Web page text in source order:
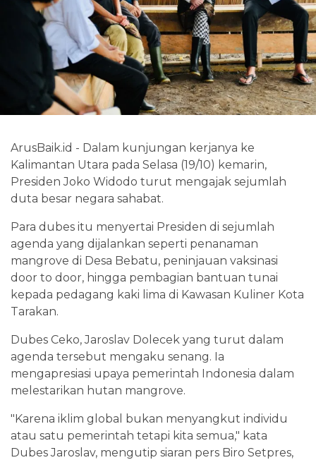
ArusBaik.id - Dalam kunjungan kerjanya ke
Kalimantan Utara pada Selasa (19/10) kemarin,
Presiden Joko Widodo turut mengajak sejumlah
duta besar negara sahabat.
Para dubes itu menyertai Presiden di sejumlah
agenda yang dijalankan seperti penanaman
mangrove di Desa Bebatu, peninjauan vaksinasi
door to door, hingga pembagian bantuan tunai
kepada pedagang kaki lima di Kawasan Kuliner Kota
Tarakan.
Dubes Ceko, Jaroslav Dolecek yang turut dalam
agenda tersebut mengaku senang. Ia
mengapresiasi upaya pemerintah Indonesia dalam
melestarikan hutan mangrove.
"Karena iklim global bukan menyangkut individu
atau satu pemerintah tetapi kita semua," kata
Dubes Jaroslav, mengutip siaran pers Biro Setpres,